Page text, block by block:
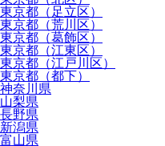
東京都（足立区）
東京都（荒川区）
東京都（葛飾区）
東京都（江東区）
東京都（江戸川区）
東京都（都下）
神奈川県
山梨県
長野県
新潟県
富山県